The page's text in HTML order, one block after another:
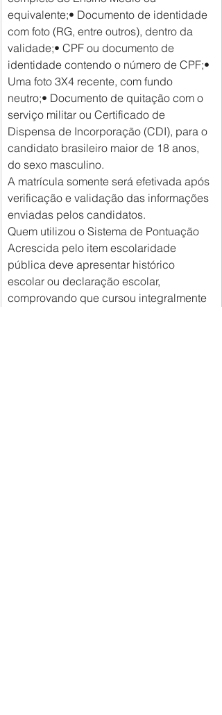
equivalente;• Documento de identidade
com foto (RG, entre outros), dentro da
validade;• CPF ou documento de
identidade contendo o número de CPF;•
Uma foto 3X4 recente, com fundo
neutro;• Documento de quitação com o
serviço militar ou Certificado de
Dispensa de Incorporação (CDI), para o
candidato brasileiro maior de 18 anos,
do sexo masculino.
A matrícula somente será efetivada após
verificação e validação das informações
enviadas pelos candidatos.
Quem utilizou o Sistema de Pontuação
Acrescida pelo item escolaridade
pública deve apresentar histórico
escolar ou declaração escolar,
comprovando que cursou integralmente